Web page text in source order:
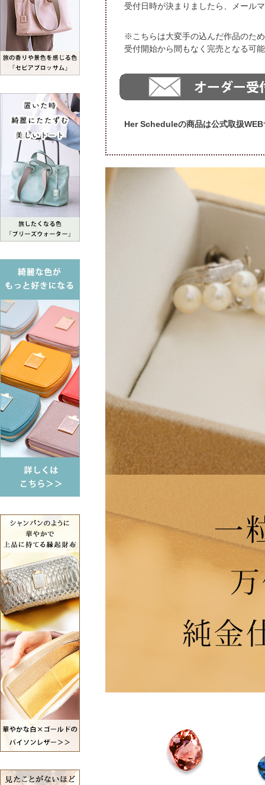
受付日時が決まりましたら、メール
※こちらは大変手の込んだ作品のた
受付開始から間もなく完売となる可
Her Scheduleの商品は公式取扱